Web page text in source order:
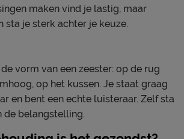
maken vind je lastig, maar
sta je sterk achter je keuze.
vorm van een zeester: op de rug
op het kussen. Je staat graag
en bent een echte luisteraar. Zelf sta
de belangstelling.